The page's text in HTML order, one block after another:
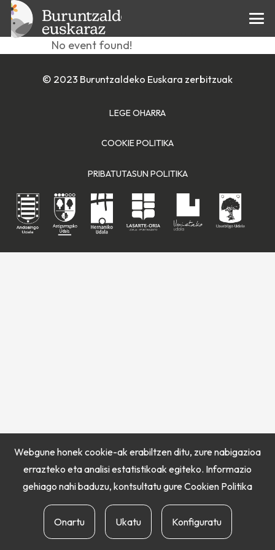
antzerkia
No event found!
© 2023 Buruntzaldeko Euskara zerbitzuak
LEGE OHARRA
COOKIE POLITIKA
PRIBATUTASUN POLITIKA
Webgune honek cookie-ak erabiltzen ditu, zure nabigazioa
errazteko eta analisi estatistikoak egiteko. Informazio
gehiago nahi baduzu, kontsultatu gure Cookien Politika
Onartu Ukatu Konfiguratu